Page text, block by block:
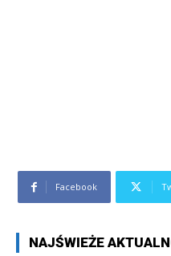
Facebook
NAJŚWIEŻE